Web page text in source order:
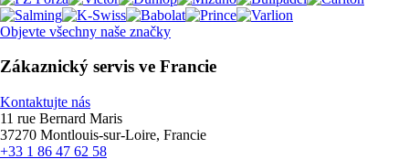
Objevte všechny naše značky
Zákaznický servis ve Francie
Kontaktujte nás
11 rue Bernard Maris
37270 Montlouis-sur-Loire, Francie
+33 1 86 47 62 58